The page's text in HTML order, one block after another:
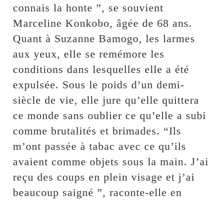
connais la honte ”, se souvient
Marceline Konkobo, âgée de 68 ans.
Quant à Suzanne Bamogo, les larmes
aux yeux, elle se remémore les
conditions dans lesquelles elle a été
expulsée. Sous le poids d’un demi-
siècle de vie, elle jure qu’elle quittera
ce monde sans oublier ce qu’elle a subi
comme brutalités et brimades. “Ils
m’ont passée à tabac avec ce qu’ils
avaient comme objets sous la main. J’ai
reçu des coups en plein visage et j’ai
beaucoup saigné ”, raconte-elle en